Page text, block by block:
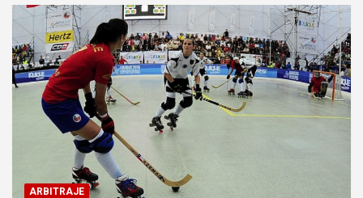
ARBITRAJE